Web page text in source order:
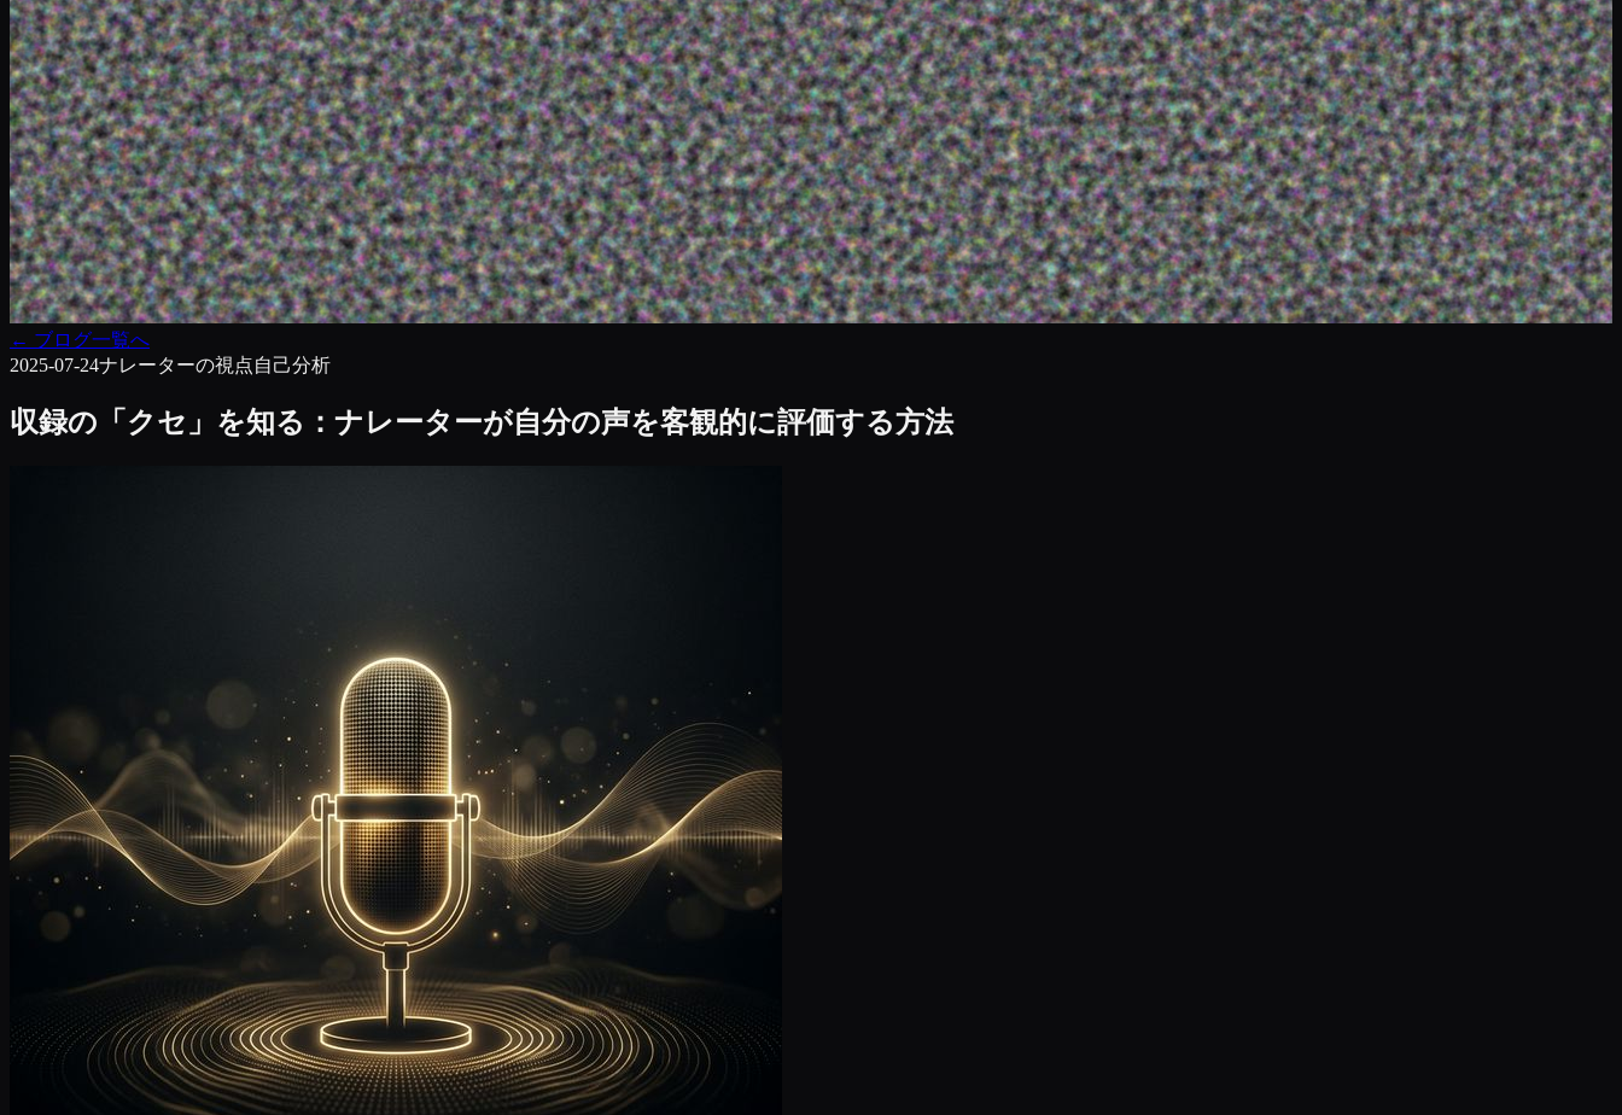
← ブログ一覧へ
2025-07-24ナレーターの視点自己分析
収録の「クセ」を知る：ナレーターが自分の声を客観的に評価する方法